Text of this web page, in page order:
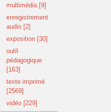
multimédia [9]
enregistrement
audio [2]
exposition [30]
outil
pédagogique
[163]
texte imprimé
[2569]
vidéo [229]